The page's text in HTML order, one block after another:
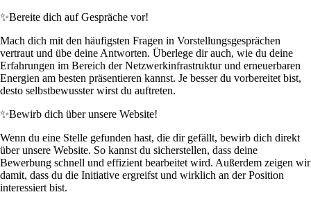
✨Bereite dich auf Gespräche vor!
Mach dich mit den häufigsten Fragen in Vorstellungsgesprächen
vertraut und übe deine Antworten. Überlege dir auch, wie du deine
Erfahrungen im Bereich der Netzwerkinfrastruktur und erneuerbaren
Energien am besten präsentieren kannst. Je besser du vorbereitet bist,
desto selbstbewusster wirst du auftreten.
✨Bewirb dich über unsere Website!
Wenn du eine Stelle gefunden hast, die dir gefällt, bewirb dich direkt
über unsere Website. So kannst du sicherstellen, dass deine
Bewerbung schnell und effizient bearbeitet wird. Außerdem zeigen wir
damit, dass du die Initiative ergreifst und wirklich an der Position
interessiert bist.